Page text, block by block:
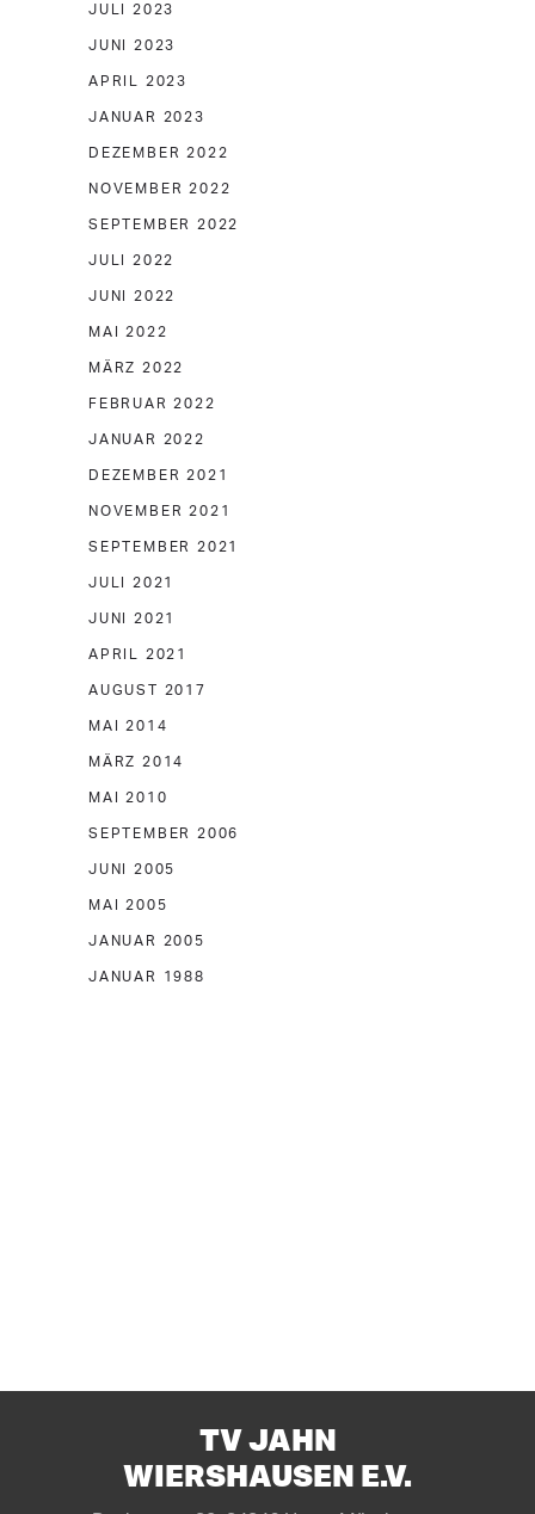
JULI 2023
JUNI 2023
APRIL 2023
JANUAR 2023
DEZEMBER 2022
NOVEMBER 2022
SEPTEMBER 2022
JULI 2022
JUNI 2022
MAI 2022
MÄRZ 2022
FEBRUAR 2022
JANUAR 2022
DEZEMBER 2021
NOVEMBER 2021
SEPTEMBER 2021
JULI 2021
JUNI 2021
APRIL 2021
AUGUST 2017
MAI 2014
MÄRZ 2014
MAI 2010
SEPTEMBER 2006
JUNI 2005
MAI 2005
JANUAR 2005
JANUAR 1988
TV JAHN
WIERSHAUSEN E.V.